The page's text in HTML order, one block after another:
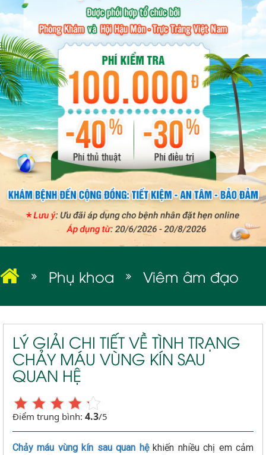
BỆNH HẬU MÔN
BỆNH XÃ HỘI
Phụ khoa Viêm âm đạo
LÝ GIẢI CHI TIẾT VỀ TÌNH TRẠNG
CHẢY MÁU VÙNG KÍN SAU
QUAN HỆ
Điểm trung bình: 4.3/5
Chảy máu vùng kín sau quan hệkhiến nhiều chị em cảm